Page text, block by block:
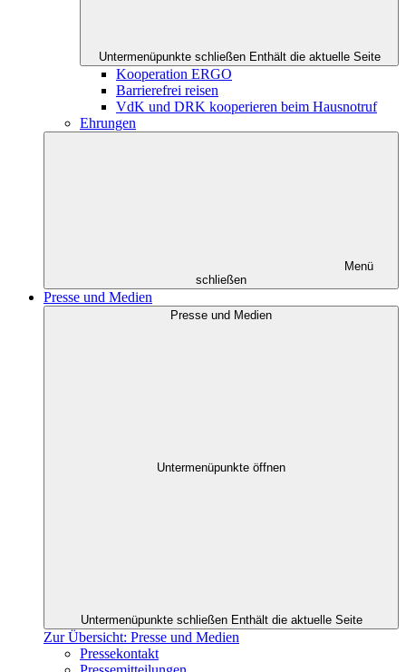
Untermenüpunkte schließen Enthält die aktuelle Seite
Kooperation ERGO
Barrierefrei reisen
VdK und DRK kooperieren beim Hausnotruf
Ehrungen
Menü
schließen
Presse und Medien
Presse und Medien
Untermenüpunkte öffnen
Untermenüpunkte schließen Enthält die aktuelle Seite
Zur Übersicht: Presse und Medien
Pressekontakt